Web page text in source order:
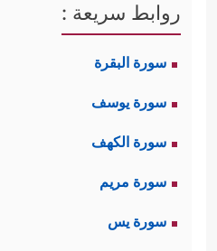
روابط سريعة :
سورة البقرة
سورة يوسف
سورة الكهف
سورة مريم
سورة يس